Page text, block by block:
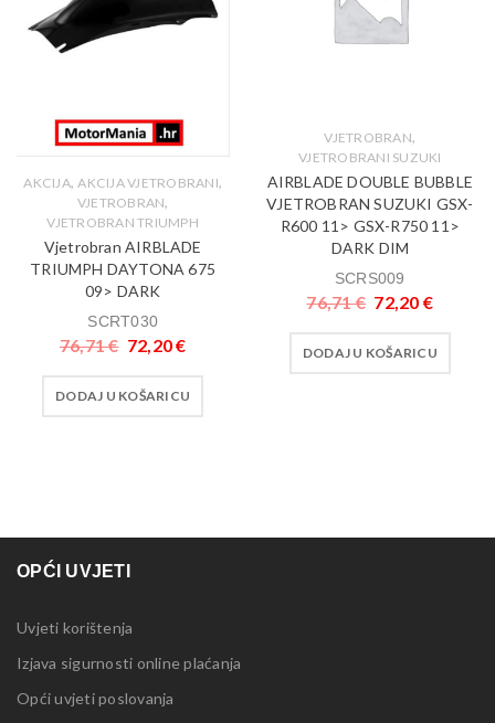
AKCIJA, AKCIJA VJETROBRANI,
VJETROBRAN,
VJETROBRAN TRIUMPH
Vjetrobran AIRBLADE
TRIUMPH DAYTONA 675
09> DARK
SCRT030
76,71€ 72,20€
DODAJ U KOŠARICU
VJETROBRAN,
VJETROBRANI SUZUKI
AIRBLADE DOUBLE BUBBLE
VJETROBRAN SUZUKI GSX-
R600 11> GSX-R750 11>
DARK DIM
SCRS009
76,71€ 72,20 €
DODAJ U KOŠARICU
OPĆI UVJETI
Uvjeti korištenja
Izjava sigurnosti online plaćanja
Opći uvjeti poslovanja